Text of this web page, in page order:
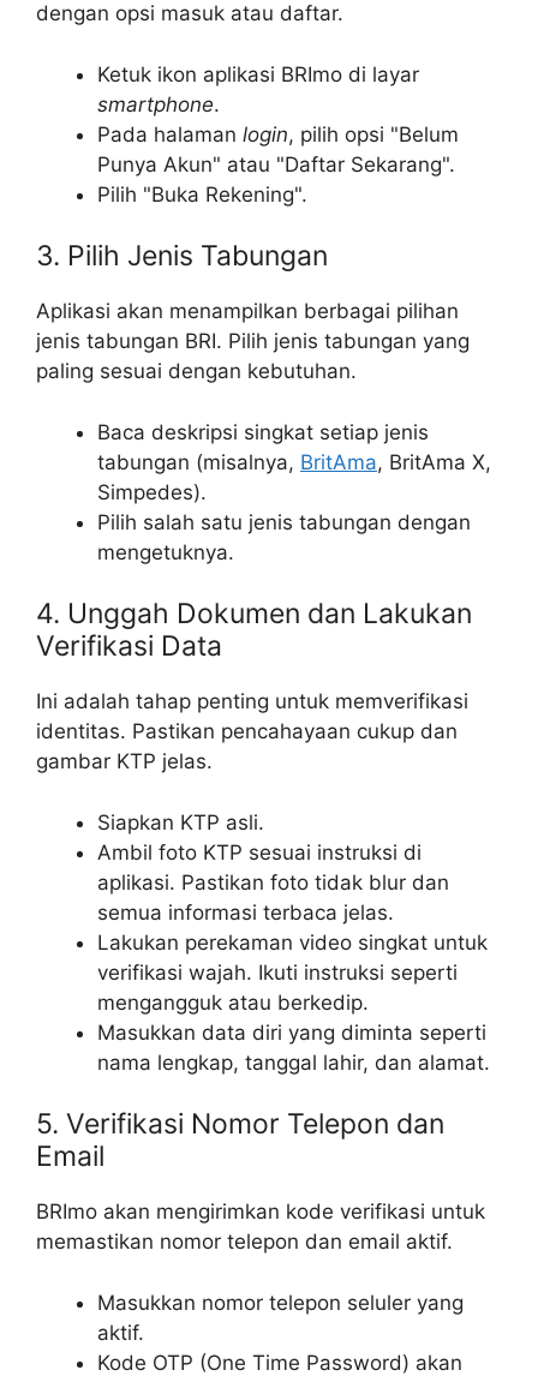
dengan opsi masuk atau daftar.
Ketuk ikon aplikasi BRImo di layar
smartphone.
Pada halaman login, pilih opsi "Belum
Punya Akun" atau "Daftar Sekarang".
Pilih "Buka Rekening".
3. Pilih Jenis Tabungan
Aplikasi akan menampilkan berbagai pilihan
jenis tabungan BRI. Pilih jenis tabungan yang
paling sesuai dengan kebutuhan.
Baca deskripsi singkat setiap jenis
tabungan (misalnya, BritAma, BritAma X,
Simpedes).
Pilih salah satu jenis tabungan dengan
mengetuknya.
4. Unggah Dokumen dan Lakukan
Verifikasi Data
Ini adalah tahap penting untuk memverifikasi
identitas. Pastikan pencahayaan cukup dan
gambar KTP jelas.
Siapkan KTP asli.
Ambil foto KTP sesuai instruksi di
aplikasi. Pastikan foto tidak blur dan
semua informasi terbaca jelas.
Lakukan perekaman video singkat untuk
verifikasi wajah. Ikuti instruksi seperti
mengangguk atau berkedip.
Masukkan data diri yang diminta seperti
nama lengkap, tanggal lahir, dan alamat.
5. Verifikasi Nomor Telepon dan
Email
BRImo akan mengirimkan kode verifikasi untuk
memastikan nomor telepon dan email aktif.
Masukkan nomor telepon seluler yang
aktif.
Kode OTP (One Time Password) akan